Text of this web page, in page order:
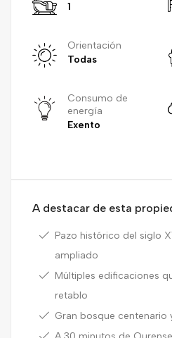
1
Orientación
Todas
Consumo de
energía
Exento
A destacar de esta
Pazo histórico del siglo
ampliado
Múltiples edificaciones
retablo
Gran bosque centenario